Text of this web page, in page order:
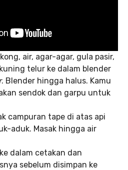
air, agar-agar, gula pasir,
telur ke dalam blender
. Blender hingga halus. Kamu
sendok dan garpu untuk
campuran tape di atas api
aduk. Masak hingga air
dalam cetakan dan
sebelum disimpan ke